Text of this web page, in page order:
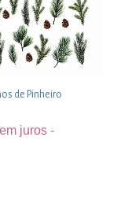
de Pinheiro
juros -